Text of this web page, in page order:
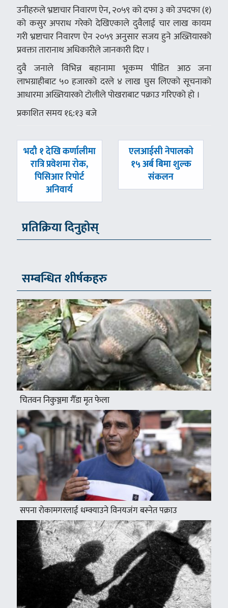
उनीहरुले भ्रष्टाचार निवारण ऐन, २०५९ को दफा ३ को उपदफा (१)
को कसुर अपराध गरेको देखिएकाले दुवैलाई चार लाख कायम
गरी भ्रष्टाचार निवारण ऐन २०५९ अनुसार सजय हुने अख्तियारको
प्रवक्ता तारानाथ अधिकारीले जानकारी दिए ।
दुवै जनाले विभिन्न बहानामा भूकम्प पीडित आठ जना
लाभग्राहीबाट ५० हजारको दरले ४ लाख घुस लिएको सूचनाको
आधारमा अख्तियारको टोलीले पोखराबाट पक्राउ गरिएको हो ।
प्रकाशित समय १६:१३ बजे
पछिल्लाे
भदौ १ देखि कर्णालीमा
रात्रि प्रवेशमा रोक,
पिसिआर रिपोर्ट
अनिवार्य
अघिल्लाे
एलआईसी नेपालको
१५ अर्ब बिमा शुल्क
संकलन
प्रतिक्रिया दिनुहोस्
सम्बन्धित शीर्षकहरु
चितवन निकुञ्जमा गैँडा मृत फेला
सपना रोकामगरलाई धम्क्याउने विनयजंग बस्नेत पक्राउ